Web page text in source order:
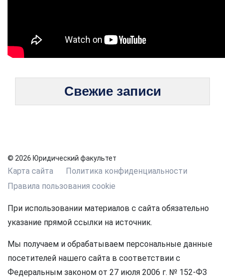
Свежие записи
© 2026 Юридический факультет
Карта сайта
Политика конфиденциальности
Правила пользования cookie
При использовании материалов с сайта обязательно
указание прямой ссылки на источник.
Мы получаем и обрабатываем персональные данные
посетителей нашего сайта в соответствии с
Федеральным законом от 27 июля 2006 г. № 152-ФЗ